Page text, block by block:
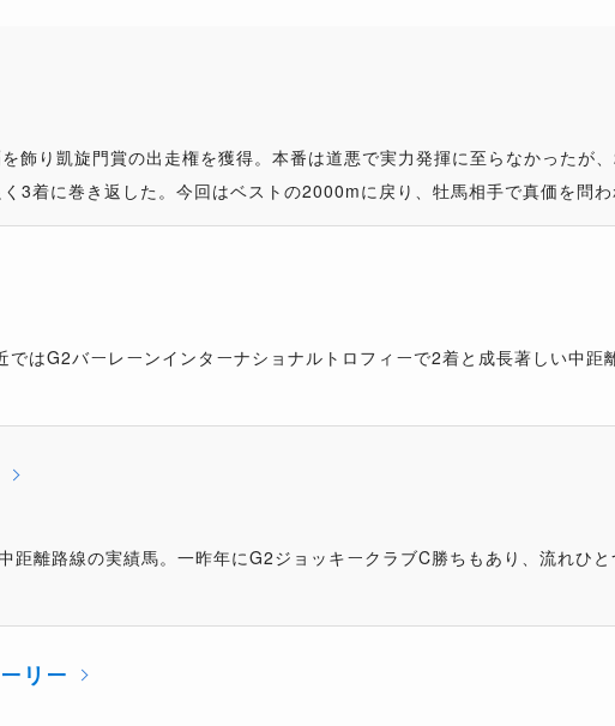
飾り凱旋門賞の出走権を獲得。本番は道悪で実力発揮に至らなかったが
3着に巻き返した。今回はベストの2000mに戻り、牡馬相手で真価を問わ
はG2バーレーンインターナショナルトロフィーで2着と成長著しい中距
距離路線の実績馬。一昨年にG2ジョッキークラブC勝ちもあり、流れひ
リー